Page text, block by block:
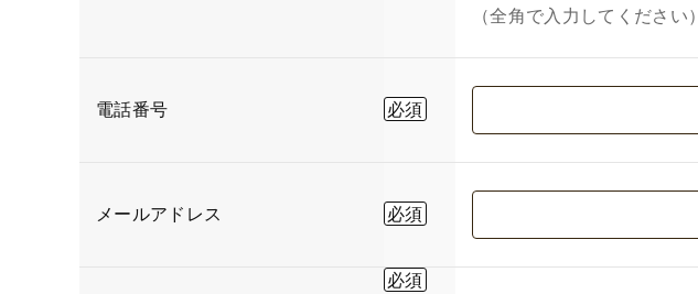
（全角で入力してください）
電話番号
メールアドレス